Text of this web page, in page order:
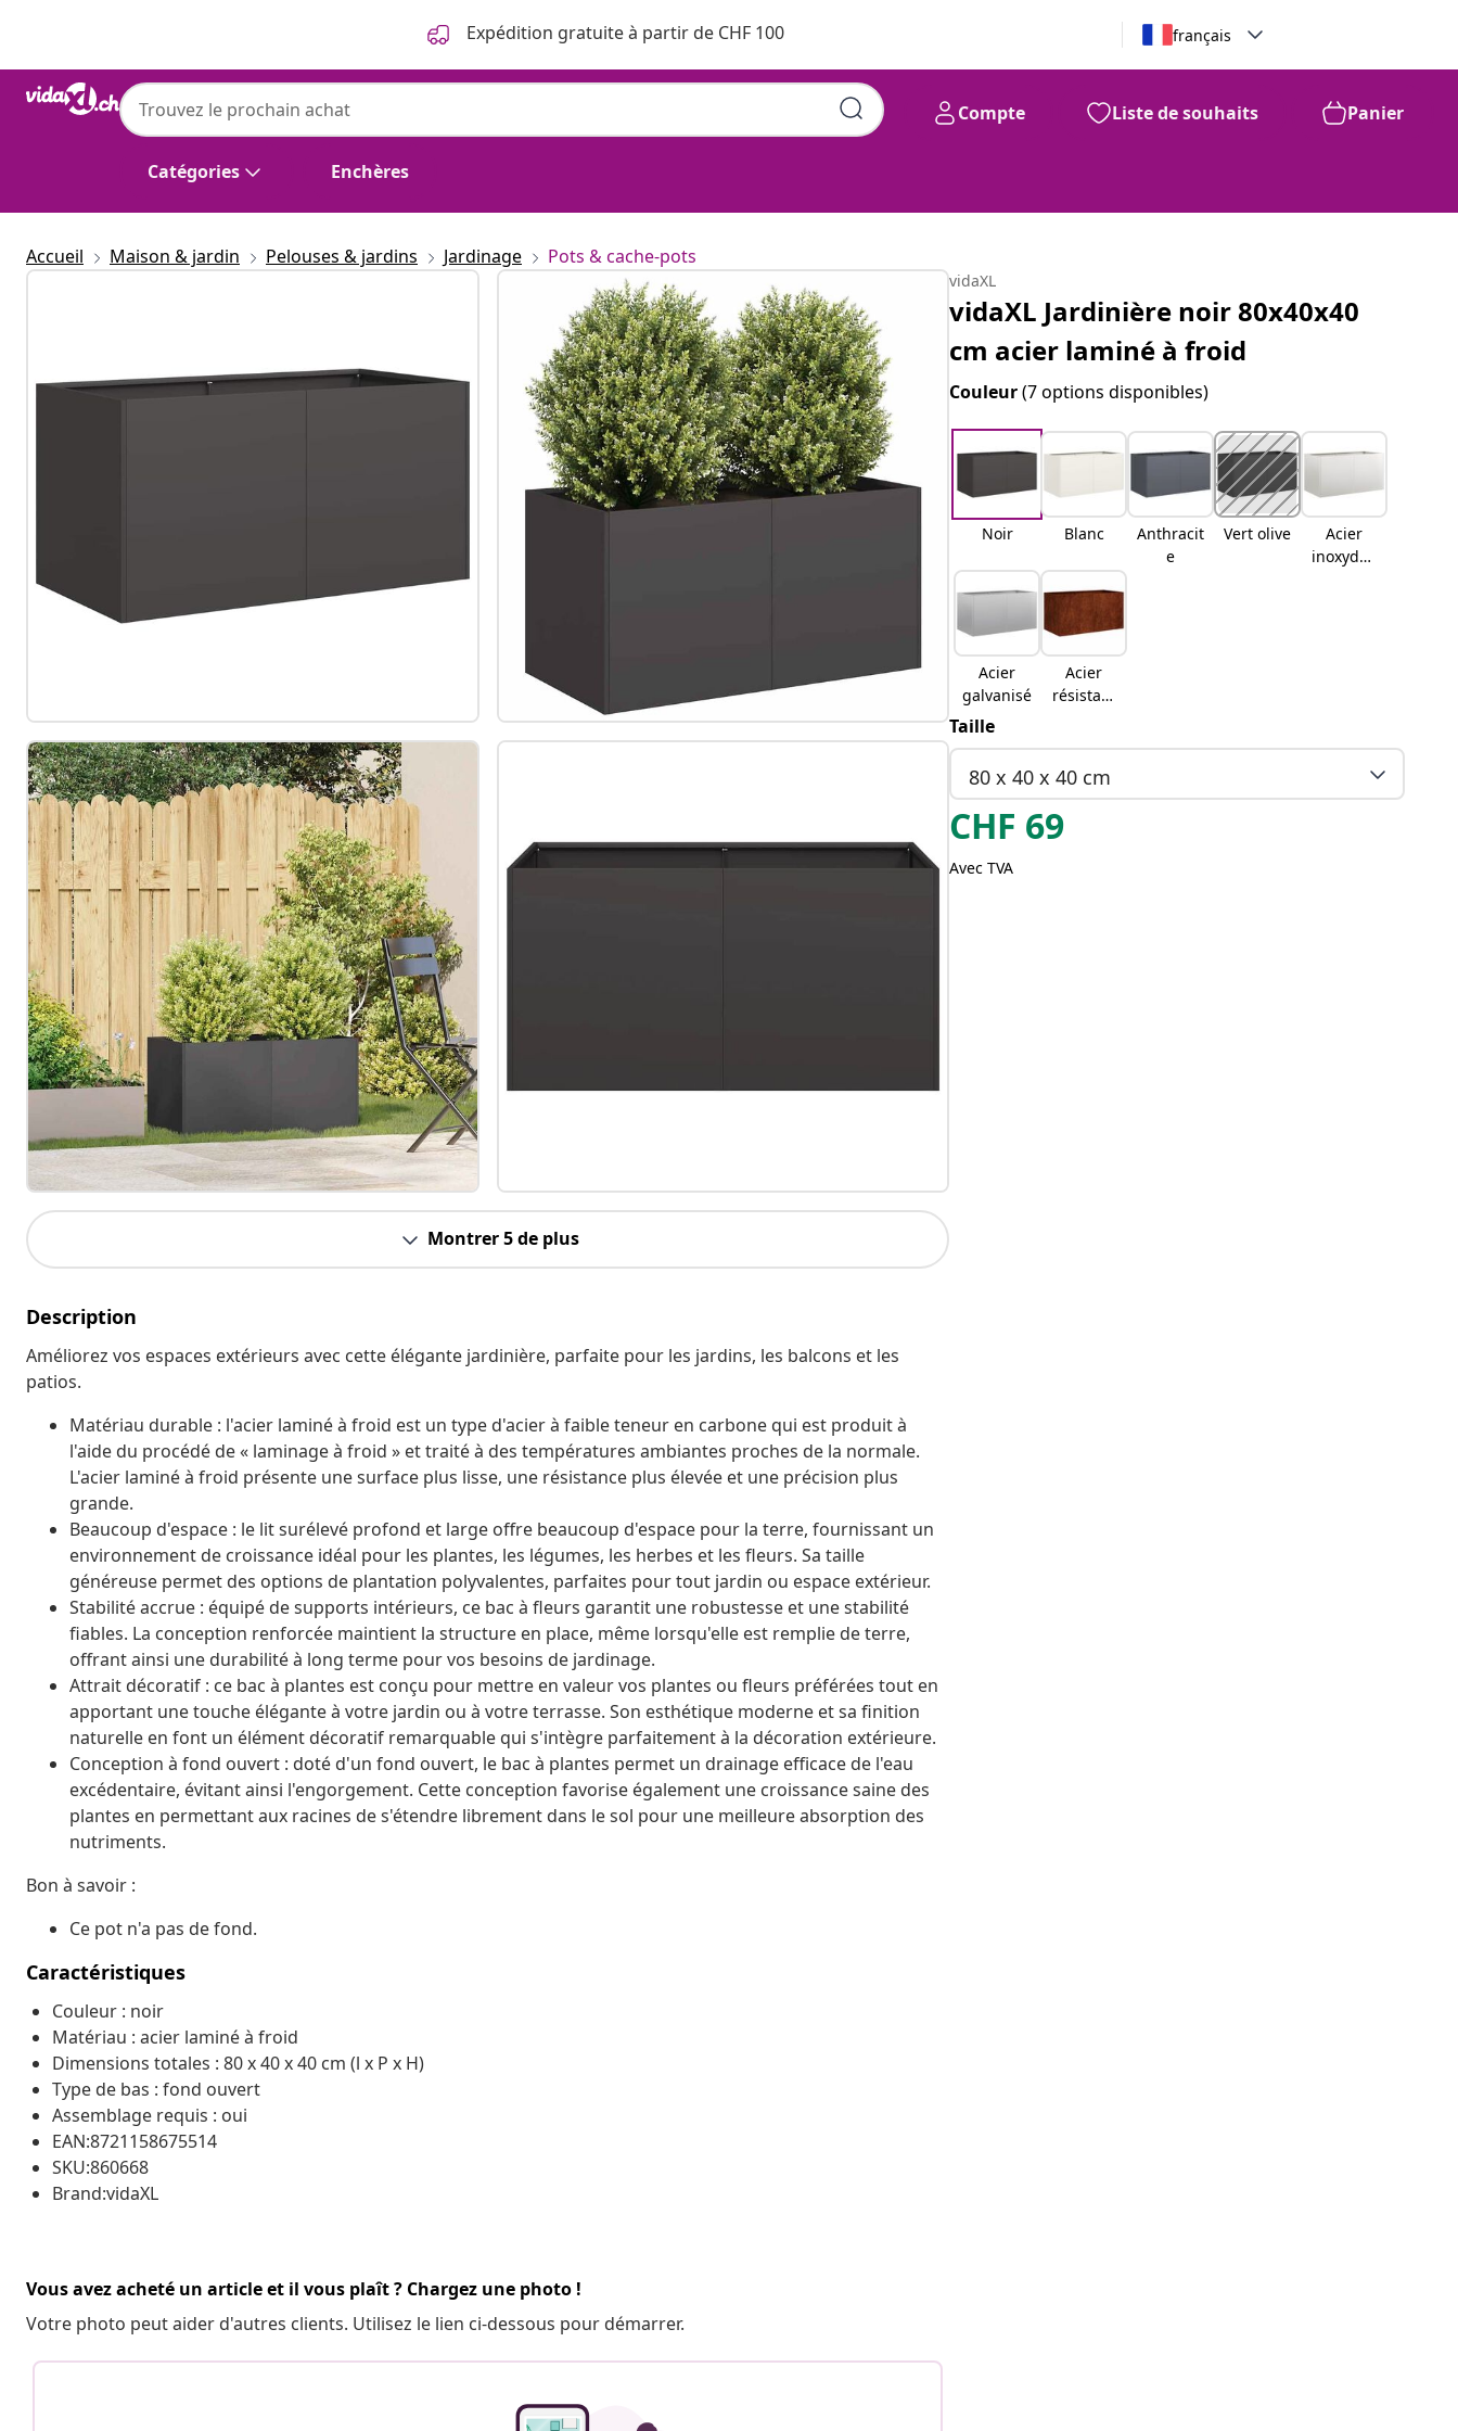
Expédition gratuite à partir de CHF 100 français
Catégories Enchères
Compte Liste de souhaits Panier
Accueil Maison & jardin Pelouses & jardins Jardinage Pots & cache-pots
Montrer 5 de plus
Description
Améliorez vos espaces extérieurs avec cette élégante jardinière, parfaite pour les jardins, les balcons et les
patios.
Matériau durable : l'acier laminé à froid est un type d'acier à faible teneur en carbone qui est produit à
l'aide du procédé de « laminage à froid » et traité à des températures ambiantes proches de la normale.
L'acier laminé à froid présente une surface plus lisse, une résistance plus élevée et une précision plus
grande.
Beaucoup d'espace : le lit surélevé profond et large offre beaucoup d'espace pour la terre, fournissant un
environnement de croissance idéal pour les plantes, les légumes, les herbes et les fleurs. Sa taille
généreuse permet des options de plantation polyvalentes, parfaites pour tout jardin ou espace extérieur.
Stabilité accrue : équipé de supports intérieurs, ce bac à fleurs garantit une robustesse et une stabilité
fiables. La conception renforcée maintient la structure en place, même lorsqu'elle est remplie de terre,
offrant ainsi une durabilité à long terme pour vos besoins de jardinage.
Attrait décoratif : ce bac à plantes est conçu pour mettre en valeur vos plantes ou fleurs préférées tout en
apportant une touche élégante à votre jardin ou à votre terrasse. Son esthétique moderne et sa finition
naturelle en font un élément décoratif remarquable qui s'intègre parfaitement à la décoration extérieure.
Conception à fond ouvert : doté d'un fond ouvert, le bac à plantes permet un drainage efficace de l'eau
excédentaire, évitant ainsi l'engorgement. Cette conception favorise également une croissance saine des
plantes en permettant aux racines de s'étendre librement dans le sol pour une meilleure absorption des
nutriments.
Bon à savoir :
Ce pot n'a pas de fond.
Caractéristiques
Couleur : noir
Matériau : acier laminé à froid
Dimensions totales : 80 x 40 x 40 cm (l x P x H)
Type de bas : fond ouvert
Assemblage requis : oui
EAN:8721158675514
SKU:860668
Brand:vidaXL
Vous avez acheté un article et il vous plaît ? Chargez une photo !
Votre photo peut aider d'autres clients. Utilisez le lien ci-dessous pour démarrer.
vidaXL
vidaXL Jardinière noir 80x40x40
cm acier laminé à froid
Couleur(7 options disponibles)
Noir Blanc
Anthracit
e
Vert olive
Acier
inoxydab
Acier
galvanisé
Acier
résistant
Taille
80 x 40 x 40 cm
CHF 69
Avec TVA